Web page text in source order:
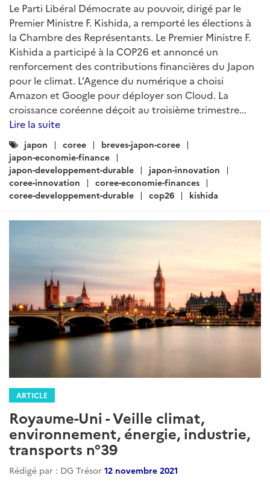
Le Parti Libéral Démocrate au pouvoir, dirigé par le
Premier Ministre F. Kishida, a remporté les élections à
la Chambre des Représentants. Le Premier Ministre F.
Kishida a participé à la COP26 et annoncé un
renforcement des contributions financières du Japon
pour le climat. L’Agence du numérique a choisi
Amazon et Google pour déployer son Cloud. La
croissance coréenne déçoit au troisième trimestre...
Lire la suite
Catégories
:
japon coree
breves-japon-coree
japon-economie-finance
japon-developpement-durable
japon-innovation
coree-innovation
coree-economie-finances
coree-developpement-durable
cop26 kishida
ARTICLE
Royaume-Uni - Veille climat,
environnement, énergie, industrie,
transports n°39
Rédigé par : DG Trésor 12 novembre 2021